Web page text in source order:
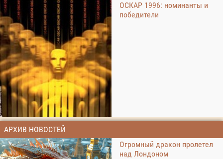
ОСКАР 1996: номинанты и
победители
АРХИВ НОВОСТЕЙ
Огромный дракон пролетел
над Лондоном